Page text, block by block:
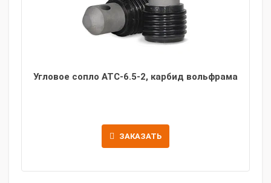
Угловое сопло ATC-6.5-2, карбид вольфрама
ЗАКАЗАТЬ